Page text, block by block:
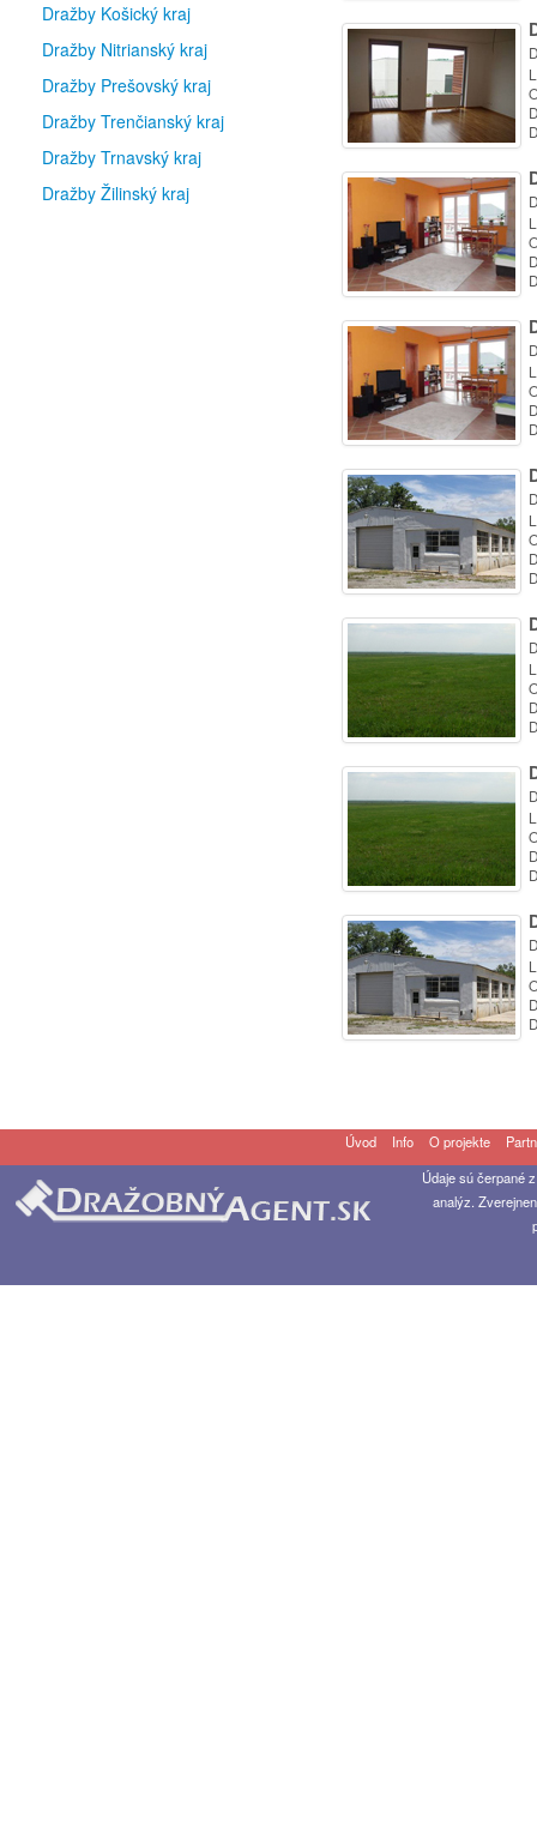
Dražby Košický kraj
Dražby Nitrianský kraj
Dražby Prešovský kraj
Dražby Trenčianský kraj
Dražby Trnavský kraj
Dražby Žilinský kraj
Úvod Info O projekte
Údaje sú čerpané
analýz.